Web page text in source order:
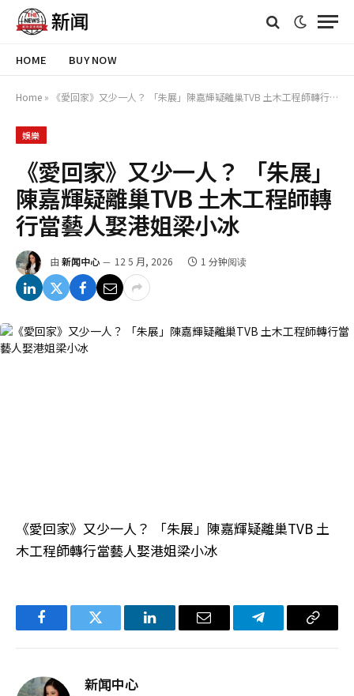
HOME BUY NOW
Home » 《愛回家》又少一人？ 「朱展」陳嘉輝疑離巢TVB 土木工程師轉行當藝人娶港姐梁小冰
娛樂
《愛回家》又少一人？ 「朱展」
陳嘉輝疑離巢TVB 土木工程師轉
行當藝人娶港姐梁小冰
由 新闻中心 12 5 月, 2026 1 分钟阅读
《愛回家》又少一人？ 「朱展」陳嘉輝疑離巢TVB 土
木工程師轉行當藝人娶港姐梁小冰
FacebookTwitter LinkedIn电
Telegram复
新闻中心